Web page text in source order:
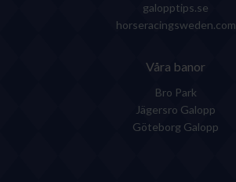
galopptips.se
horseracingsweden.com
Våra banor
Bro Park
Jägersro Galopp
Göteborg Galopp